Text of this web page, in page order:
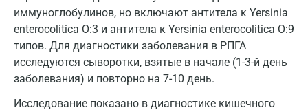
иммуноглобулинов, но включают антитела к Yersinia
enterocolitica О:3 и антитела к Yersinia enterocolitica О:9
типов. Для диагностики заболевания в РПГА
исследуются сыворотки, взятые в начале (1-3-й день
заболевания) и повторно на 7-10 день.
Исследование показано в диагностике кишечного